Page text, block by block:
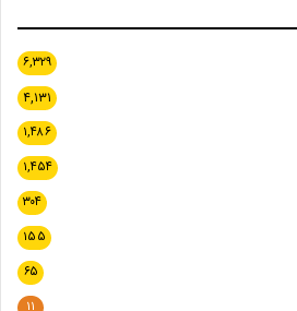
۶,۳۲۹
۴,۱۳۱
۱,۴۸۶
۱,۴۵۴
۳۰۴
۱۵۵
۶۵